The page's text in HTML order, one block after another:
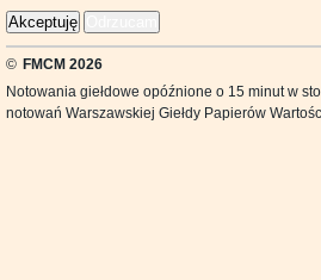
Akceptuję
© FMCM 2026
Notowania giełdowe opóźnione o 15 minut w
notowań Warszawskiej Giełdy Papierów